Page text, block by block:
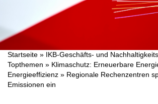
Startseite » IKB-Geschäfts- und
Topthemen » Klimaschutz: Erneuerbare
Energieeffizienz » Regionale Rechenzentren
Emissionen ein